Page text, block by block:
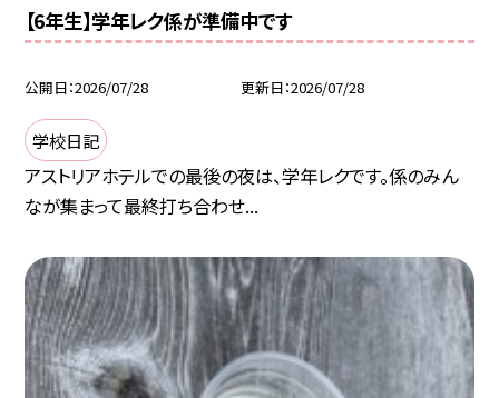
【6年生】学年レク係が準備中です
公開日 2026/07/28 更新日 2026/07/28
学校日記
アストリアホテルでの最後の夜は、学年レクです。係のみん
なが集まって最終打ち合わせ...